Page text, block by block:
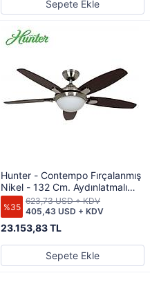
Sepete Ekle
Hunter - Contempo Fırçalanmış
Nikel - 132 Cm. Aydınlatmalı
Tavan Vantilatörü
%35
23.153,83 TL
405,43 USD + KDV
623,73 USD + KDV
Sepete Ekle